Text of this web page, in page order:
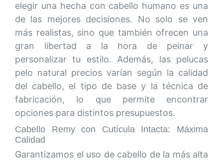
elegir una hecha con cabello humano es una
de las mejores decisiones. No solo se ven
más realistas, sino que también ofrecen una
gran libertad a la hora de peinar y
personalizar tu estilo. Además, las pelucas
pelo natural precios varían según la calidad
del cabello, el tipo de base y la técnica de
fabricación, lo que permite encontrar
opciones para distintos presupuestos.
Cabello Remy con Cutícula Intacta: Máxima
Calidad
Garantizamos el uso de cabello de la más alta